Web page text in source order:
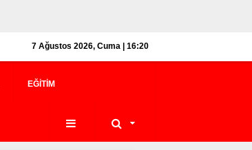
7 Ağustos 2026, Cuma | 16:20
EĞITIM